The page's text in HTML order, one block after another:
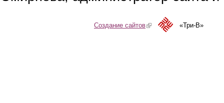
Создание сайтов(link is external)«Три-В»